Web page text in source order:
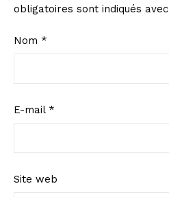
obligatoires sont indiqués avec
Nom *
E-mail *
Site web